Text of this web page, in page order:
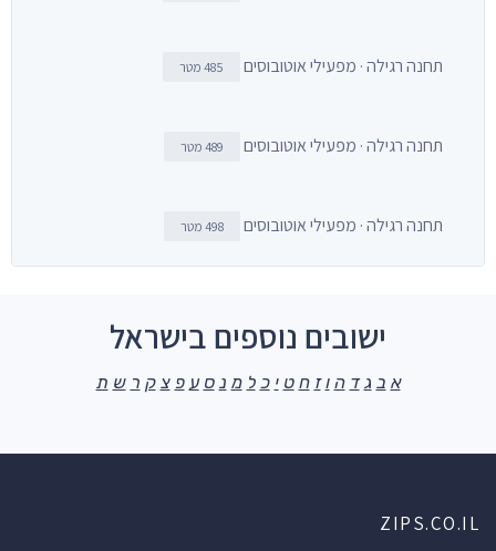
תחנה רגילה · מפעילי אוטובוסים 485 מטר
תחנה רגילה · מפעילי אוטובוסים 489 מטר
תחנה רגילה · מפעילי אוטובוסים 498 מטר
ישובים נוספים בישראל
א ב ג ד ה ו ז ח ט י כ ל מ נ ס ע פ צ ק ר ש ת
ZIPS.CO.IL